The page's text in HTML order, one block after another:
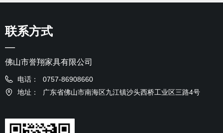
联系方式
—
电话：
0757-86908660
地址：
广东省佛山市南海区九江镇沙头西桥工业区三路4号
佛山市誉翔家具有限公司